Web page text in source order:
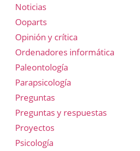
Noticias
Ooparts
Opinión y crítica
Ordenadores informática
Paleontología
Parapsicología
Preguntas
Preguntas y respuestas
Proyectos
Psicología